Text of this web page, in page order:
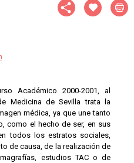
Académico 2000-2001, al
Medicina de Sevilla trata la
médica, ya que une tanto
como el hecho de ser, en sus
todos los estratos sociales,
de causa, de la realización de
estudios TAC o de